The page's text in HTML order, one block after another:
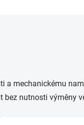
a mechanickému
nutnosti výměny